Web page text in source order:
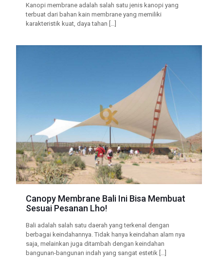
Kanopi membrane adalah salah satu jenis kanopi yang
terbuat dari bahan kain membrane yang memiliki
karakteristik kuat, daya tahan […]
Canopy Membrane Bali Ini Bisa Membuat
Sesuai Pesanan Lho!
Bali adalah salah satu daerah yang terkenal dengan
berbagai keindahannya. Tidak hanya keindahan alam nya
saja, melainkan juga ditambah dengan keindahan
bangunan-bangunan indah yang sangat estetik […]